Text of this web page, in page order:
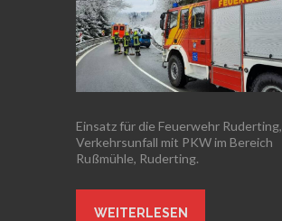
Einsatz für die Feuerwehr Ruderting,
Verkehrsunfall mit PKW im Bereich
Rußmühle, Ruderting.
WEITERLESEN